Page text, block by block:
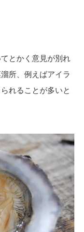
とかく意見が別れ
所、例えばアイラ
れることが多いと